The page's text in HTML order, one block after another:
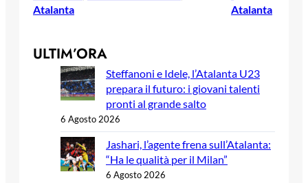
Atalanta
Atalanta
ULTIM’ORA
Steffanoni e Idele, l’Atalanta U23
prepara il futuro: i giovani talenti
pronti al grande salto
6 Agosto 2026
Jashari, l’agente frena sull’Atalanta:
“Ha le qualità per il Milan”
6 Agosto 2026